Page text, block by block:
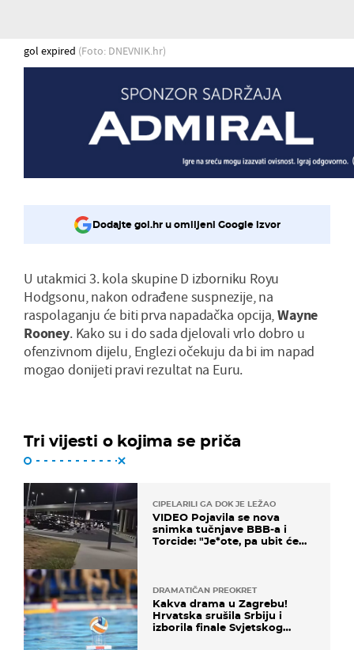
gol expired (Foto: DNEVNIK.hr)
Dodajte gol.hr u omiljeni Google izvor
U utakmici 3. kola skupine D izborniku Royu
Hodgsonu, nakon odrađene suspnezije, na
raspolaganju će biti prva napadačka opcija,Wayne
Rooney. Kako su i do sada djelovali vrlo dobro u
ofenzivnom dijelu, Englezi očekuju da bi im napad
mogao donijeti pravi rezultat na Euru.
Tri vijesti o kojima se priča
CIPELARILI GA DOK JE LEŽAO
VIDEO Pojavila se nova
snimka tučnjave BBB-a i
Torcide: "Je*ote, pa ubit će
DRAMATIČAN PREOKRET
Kakva drama u Zagrebu!
Hrvatska srušila Srbiju i
izborila finale Svjetskog